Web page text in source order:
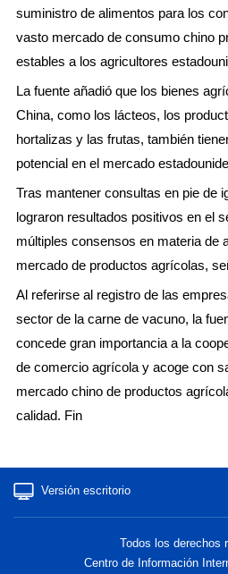
suministro de alimentos para los
vasto mercado de consumo chino
estables a los agricultores
La fuente añadió que los bienes
China, como los lácteos, los
hortalizas y las frutas, también
potencial en el mercado
Tras mantener consultas en pie de
lograron resultados positivos en el
múltiples consensos en materia de
mercado de productos agrícolas,
Al referirse al registro de las
sector de la carne de vacuno, la
concede gran importancia a la
de comercio agrícola y acoge con
mercado chino de productos
calidad. Fin
Versión escritorio
Todos los derechos
Centro de Información